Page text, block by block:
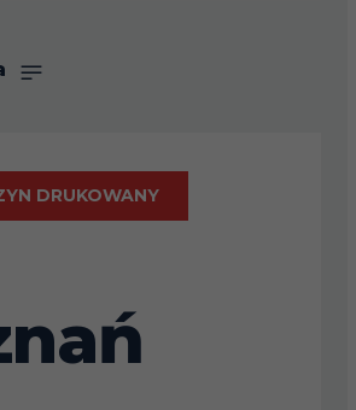
DRUKOWANY